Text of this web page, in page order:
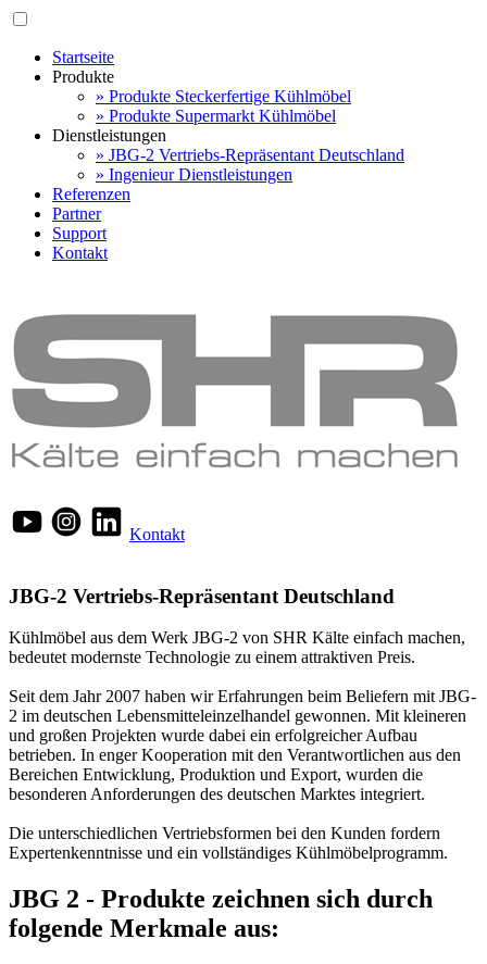
Startseite
Produkte
» Produkte Steckerfertige Kühlmöbel
» Produkte Supermarkt Kühlmöbel
Dienstleistungen
» JBG-2 Vertriebs-Repräsentant Deutschland
» Ingenieur Dienstleistungen
Referenzen
Partner
Support
Kontakt
Kontakt
JBG-2 Vertriebs-Repräsentant Deutschland
Kühlmöbel aus dem Werk JBG-2 von SHR Kälte einfach machen,
bedeutet modernste Technologie zu einem attraktiven Preis.
Seit dem Jahr 2007 haben wir Erfahrungen beim Beliefern mit JBG-
2 im deutschen Lebensmitteleinzelhandel gewonnen. Mit kleineren
und großen Projekten wurde dabei ein erfolgreicher Aufbau
betrieben. In enger Kooperation mit den Verantwortlichen aus den
Bereichen Entwicklung, Produktion und Export, wurden die
besonderen Anforderungen des deutschen Marktes integriert.
Die unterschiedlichen Vertriebsformen bei den Kunden fordern
Expertenkenntnisse und ein vollständiges Kühlmöbelprogramm.
JBG 2 - Produkte zeichnen sich durch
folgende Merkmale aus: